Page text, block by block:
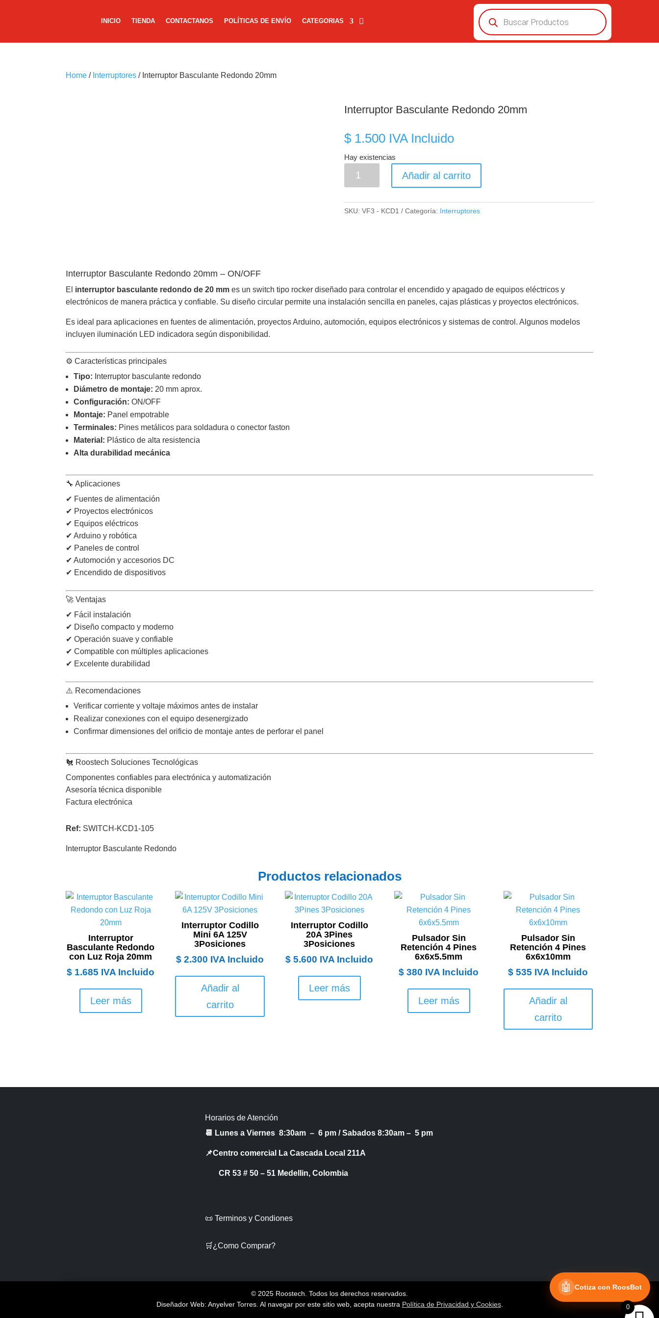
INICIO TIENDA CONTACTANOS POLÍTICAS DE ENVÍO CATEGORIAS
Búsqueda
de
productos
Home / Interruptores / Interruptor Basculante Redondo 20mm
Interruptor Basculante Redondo 20mm
$1.500 IVA Incluido
Hay existencias
Basculante
Añadir al carrito
SKU: VF3 - KCD1 Categoría: Interruptores
Interruptor Basculante Redondo 20mm – ON/OFF
El interruptor basculante redondo de 20 mm es un switch tipo rocker diseñado para controlar el encendido y apagado de equipos eléctricos y
electrónicos de manera práctica y confiable. Su diseño circular permite una instalación sencilla en paneles, cajas plásticas y proyectos electrónicos.
Es ideal para aplicaciones en fuentes de alimentación, proyectos Arduino, automoción, equipos electrónicos y sistemas de control. Algunos modelos
incluyen iluminación LED indicadora según disponibilidad.
⚙️ Características principales
Tipo: Interruptor basculante redondo
Diámetro de montaje: 20 mm aprox.
Configuración: ON/OFF
Montaje: Panel empotrable
Terminales: Pines metálicos para soldadura o conector faston
Material: Plástico de alta resistencia
Alta durabilidad mecánica
🔧 Aplicaciones
✔ Fuentes de alimentación
✔ Proyectos electrónicos
✔ Equipos eléctricos
✔ Arduino y robótica
✔ Paneles de control
✔ Automoción y accesorios DC
✔ Encendido de dispositivos
🚀 Ventajas
✔ Fácil instalación
✔ Diseño compacto y moderno
✔ Operación suave y confiable
✔ Compatible con múltiples aplicaciones
✔ Excelente durabilidad
⚠️ Recomendaciones
Verificar corriente y voltaje máximos antes de instalar
Realizar conexiones con el equipo desenergizado
Confirmar dimensiones del orificio de montaje antes de perforar el panel
🐔 Roostech Soluciones Tecnológicas
Componentes confiables para electrónica y automatización
Asesoría técnica disponible
Factura electrónica
Ref: SWITCH-KCD1-105
Interruptor Basculante Redondo
Productos relacionados
Interruptor
Basculante Redondo
con Luz Roja 20mm
$ 1.685 IVA Incluido
Leer más
Interruptor Codillo
Mini 6A 125V
3Posiciones
$ 2.300 IVA Incluido
Añadir al
carrito
Interruptor Codillo
20A 3Pines
3Posiciones
$ 5.600 IVA Incluido
Leer más
Pulsador Sin
Retención 4 Pines
6x6x5.5mm
$ 380 IVA Incluido
Leer más
Pulsador Sin
Retención 4 Pines
6x6x10mm
$ 535 IVA Incluido
Añadir al
carrito
Horarios de Atención
📆 Lunes a Viernes 8:30am – 6 pm /Sabados 8:30am – 5 pm
📌Centro comercial La Cascada Local 211A
CR 53 # 50 – 51 Medellin, Colombia
📜 Terminos y Condiones
🛒¿Como Comprar?
© 2025 Roostech. Todos los derechos reservados.
Diseñador Web: Anyelver Torres. Al navegar por este sitio web, acepta nuestra Política de Privacidad y Cookies.
🤖 Cotiza con RoosBot
0